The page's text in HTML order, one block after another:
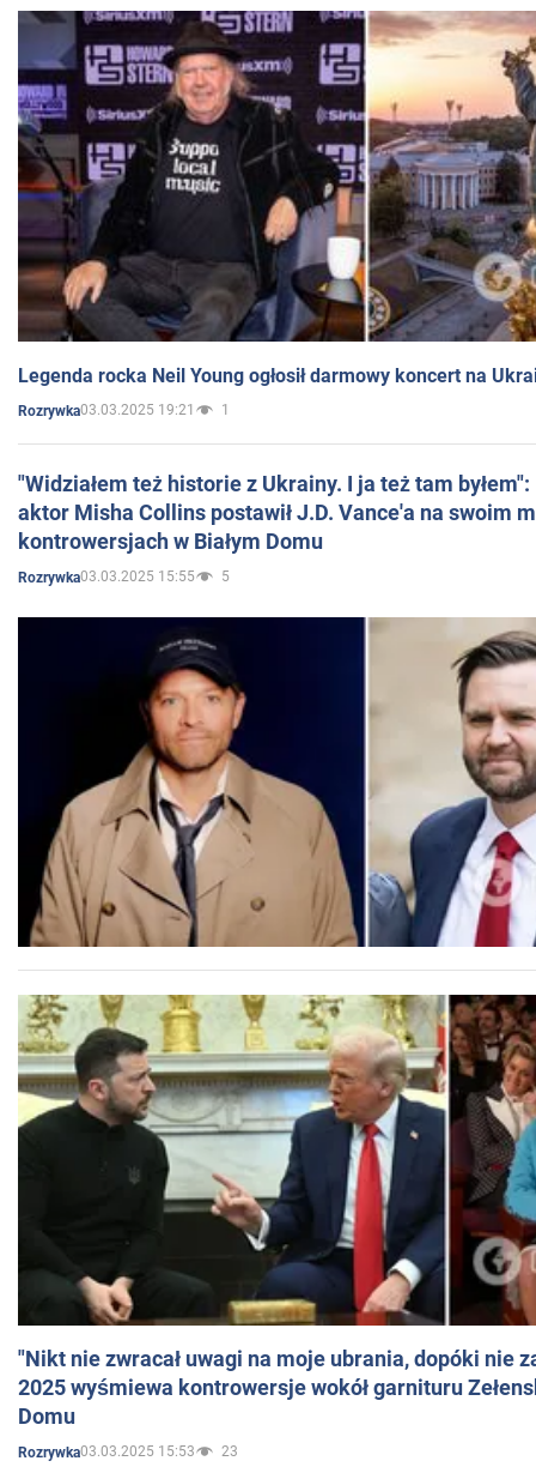
Legenda rocka Neil Young ogłosił darmowy koncert na
Rozrywka03.03.2025 19:21 1
"Widziałem też historie z Ukrainy. I ja też tam
aktor Misha Collins postawił J.D. Vance'a na swoim
kontrowersjach w Białym Domu
Rozrywka03.03.2025 15:55 5
"Nikt nie zwracał uwagi na moje ubrania, dopóki nie
2025 wyśmiewa kontrowersje wokół garnituru
Domu
Rozrywka03.03.2025 15:53 23